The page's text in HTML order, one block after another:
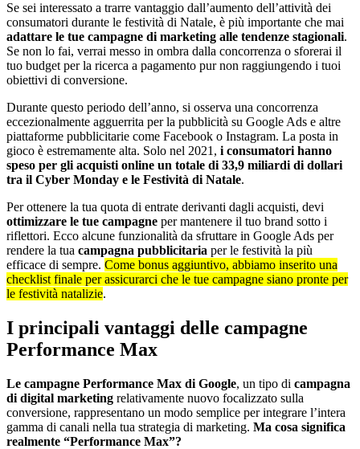
Se sei interessato a trarre vantaggio dall’aumento dell’attività dei
consumatori durante le festività di Natale, è più importante che mai
adattare le tue campagne di marketing alle tendenze stagionali.
Se non lo fai, verrai messo in ombra dalla concorrenza o sforerai il
tuo budget per la ricerca a pagamento pur non raggiungendo i tuoi
obiettivi di conversione.
Durante questo periodo dell’anno, si osserva una concorrenza
eccezionalmente agguerrita per la pubblicità su Google Ads e altre
piattaforme pubblicitarie come Facebook o Instagram. La posta in
gioco è estremamente alta. Solo nel 2021, i consumatori hanno
speso per gli acquisti online un totale di 33,9 miliardi di dollari
tra il Cyber ​​Monday e le Festività di Natale.
Per ottenere la tua quota di entrate derivanti dagli acquisti, devi
ottimizzare le tue campagne per mantenere il tuo brand sotto i
riflettori. Ecco alcune funzionalità da sfruttare in Google Ads per
rendere la tua campagna pubblicitaria per le festività la più
efficace di sempre. Come bonus aggiuntivo, abbiamo inserito una
checklist finale per assicurarci che le tue campagne siano pronte per
le festività natalizie.
I principali vantaggi delle campagne
Performance Max
Le campagne Performance Max di Google, un tipo di campagna
di digital marketing relativamente nuovo focalizzato sulla
conversione, rappresentano un modo semplice per integrare l’intera
gamma di canali nella tua strategia di marketing. Ma cosa significa
realmente “Performance Max”?